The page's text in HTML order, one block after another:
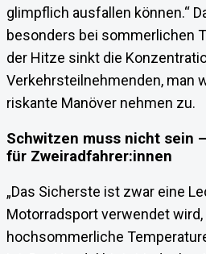
glimpflich ausfallen können.“
besonders bei sommerlichen
der Hitze sinkt die
Verkehrsteilnehmenden, man
riskante Manöver nehmen zu.
Schwitzen muss nicht sein
für Zweiradfahrer:innen
„Das Sicherste ist zwar eine
Motorradsport verwendet
hochsommerliche